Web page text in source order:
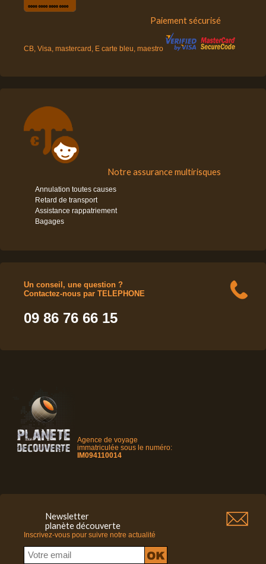
Paiement sécurisé
CB, Visa, mastercard, E carte bleu, maestro
Notre assurance multirisques
Annulation toutes causes
Retard de transport
Assistance rappatriement
Bagages
Un conseil, une question ?
Contactez-nous par TELEPHONE
09 86 76 66 15
Agence de voyage
immatriculée sous le numéro:
IM094110014
Newsletter
planète découverte
Inscrivez-vous pour suivre notre actualité